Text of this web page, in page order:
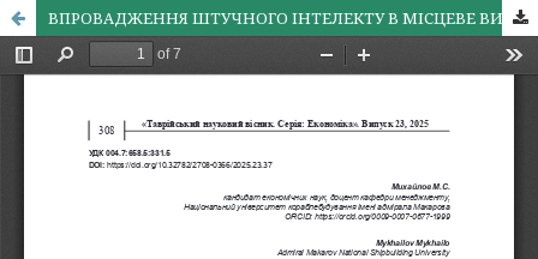
ВПРОВАДЖЕННЯ ШТУЧНОГО ІНТЕЛЕКТУ В МІСЦЕВЕ ВИРОБНИЦТВО: АДАПТАЦІЯ АЛГОРИТМІВ ДО ПОТРЕБ ПРАЦІВНИКІВ